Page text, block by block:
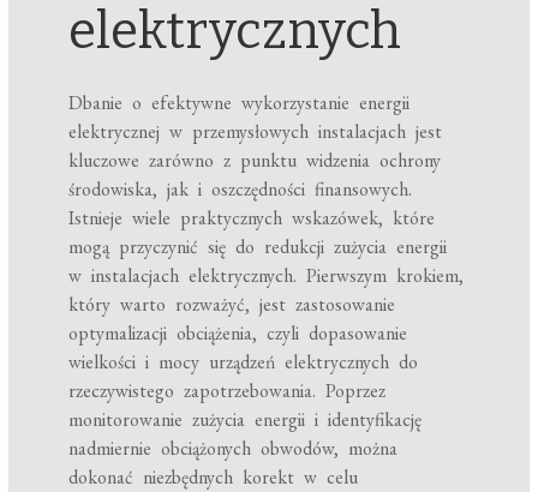
elektrycznych
Dbanie o efektywne wykorzystanie energii
elektrycznej w przemysłowych instalacjach jest
kluczowe zarówno z punktu widzenia ochrony
środowiska, jak i oszczędności finansowych.
Istnieje wiele praktycznych wskazówek, które
mogą przyczynić się do redukcji zużycia energii
w instalacjach elektrycznych. Pierwszym krokiem,
który warto rozważyć, jest zastosowanie
optymalizacji obciążenia, czyli dopasowanie
wielkości i mocy urządzeń elektrycznych do
rzeczywistego zapotrzebowania. Poprzez
monitorowanie zużycia energii i identyfikację
nadmiernie obciążonych obwodów, można
dokonać niezbędnych korekt w celu